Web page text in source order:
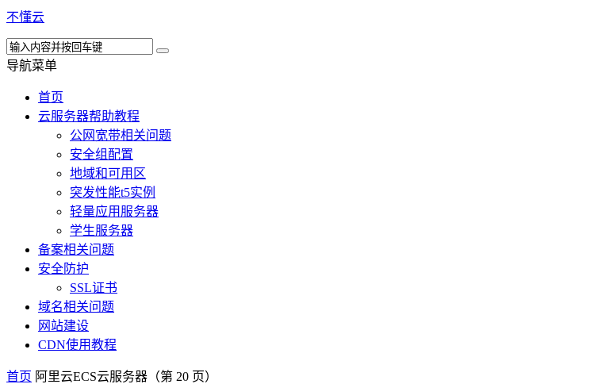
不懂云
导航菜单
首页
云服务器帮助教程
公网宽带相关问题
安全组配置
地域和可用区
突发性能t5实例
轻量应用服务器
学生服务器
备案相关问题
安全防护
SSL证书
域名相关问题
网站建设
CDN使用教程
首页 阿里云ECS云服务器 （第 20 页）